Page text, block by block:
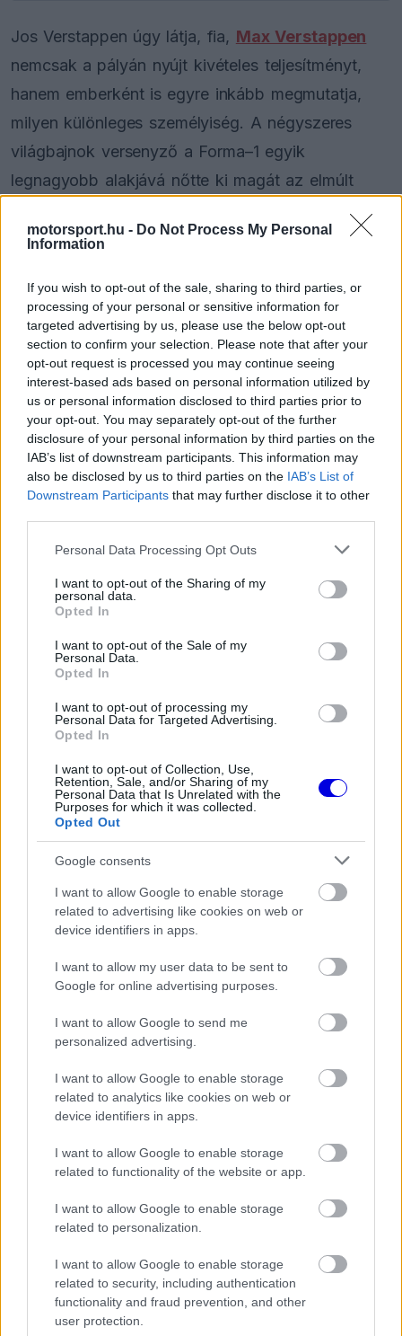
motorsport.hu - Do Not Process My Personal
Information
If you wish to opt-out of the sale, sharing to third parties, or
processing of your personal or sensitive information for
targeted advertising by us, please use the below opt-out
section to confirm your selection. Please note that after your
opt-out request is processed you may continue seeing
interest-based ads based on personal information utilized by
us or personal information disclosed to third parties prior to
your opt-out. You may separately opt-out of the further
disclosure of your personal information by third parties on the
IAB’s list of downstream participants. This information may
also be disclosed by us to third parties on the IAB’s List of
Downstream Participants that may further disclose it to other
Please note that this website/app uses one or more Google
not limited to your visit or usage behaviour. You may click to
grant or deny consent to Google and its third-party tags to
use your data for below specified purposes in below Google
consent section.
Personal Data Processing Opt Outs
I want to opt-out of the Sharing of my
personal data.
Opted In
I want to opt-out of the Sale of my
Personal Data.
Opted In
I want to opt-out of processing my
Personal Data for Targeted Advertising.
Opted In
I want to opt-out of Collection, Use,
Retention, Sale, and/or Sharing of my
Personal Data that Is Unrelated with the
Purposes for which it was collected.
Opted Out
Google consents
I want to allow Google to enable storage
related to advertising like cookies on web or
device identifiers in apps.
I want to allow my user data to be sent to
Google for online advertising purposes.
I want to allow Google to send me
personalized advertising.
I want to allow Google to enable storage
related to analytics like cookies on web or
device identifiers in apps.
I want to allow Google to enable storage
related to functionality of the website or app.
I want to allow Google to enable storage
related to personalization.
I want to allow Google to enable storage
related to security, including authentication
functionality and fraud prevention, and other
user protection.
Jos Verstappen úgy látja, fia, Max Verstappen
nemcsak a pályán nyújt kivételes teljesítményt,
hanem emberként is egyre inkább megmutatja,
milyen különleges személyiség. A négyszeres
világbajnok versenyző a Forma–1 egyik
legnagyobb alakjává nőtte ki magát az elmúlt
alapjaiban.
A holland pilóta pályafutása során már számos
rekordot megdöntött, a versenyhétvégéken pedig
kíméletlen profizmussal dolgozik, mind
önmagával, mind a csapatával szemben a
legmagasabb elvárásokat támasztva. Ugyanakkor
a pályán kívül egy egészen másik oldalát is
megmutatja – ezt jól ismeri az édesapja is.
window.
the server or network failed or because the format
„Max egyre inkább megmutatja, mennyire
különleges ember” – fogalmazott Jos Verstappen
a Formule1.nl-nek adott interjúban. „És közben
ugyanaz a szerethető srác maradt. Ezt teljes
szívemből mondom. Nagyon kellemes vele együtt
Minden lapját egyetlen pilótára
teheti fel a Ferrari
FORMA-1
ahol a győzelemért harcolhatna
FORMA-1
panaszodó Ferrarinak